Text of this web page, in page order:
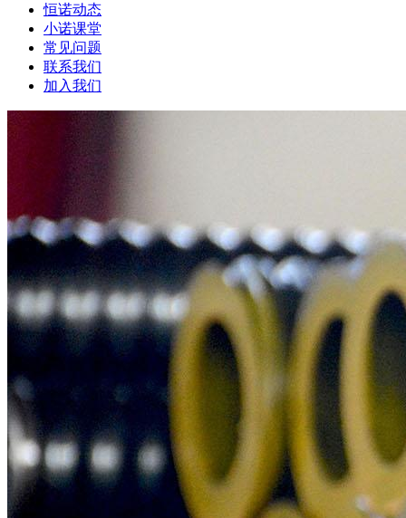
恒诺动态
小诺课堂
常见问题
联系我们
加入我们